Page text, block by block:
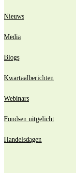
Nieuws
Media
Blogs
Kwartaalberichten
Webinars
Fondsen uitgelicht
Handelsdagen